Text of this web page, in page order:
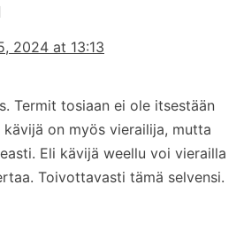
2024 at 13:13
Termit tosiaan ei ole itsestään
kävijä on myös vierailija, mutta
Eli kävijä weellu voi vierailla
Toivottavasti tämä selvensi.